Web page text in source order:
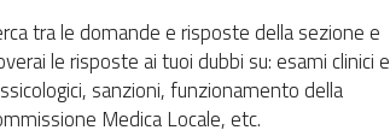
tra le domande e risposte della sezione e
le risposte ai tuoi dubbi su: esami clinici e
sanzioni, funzionamento della
Medica Locale, etc.